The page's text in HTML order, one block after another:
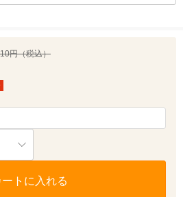
円（税込）
ートに入れる